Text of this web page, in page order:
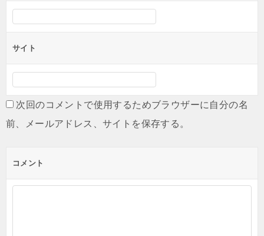
サイト
次回のコメントで使用するためブラウザーに自分の名
前、メールアドレス、サイトを保存する。
コメント